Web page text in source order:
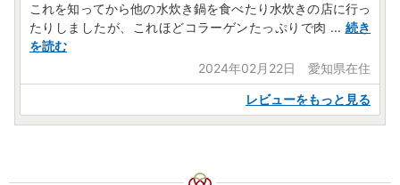
有料化が発表されております。転送の際は、ご注意くださ
い。
お届け先が変更となる場合は、事前に問い合わせ窓口へご連
【個人情報の取り扱いについて】
お知らせ等に利用するものであり、それ以外の目的で使用す
これを知ってから他の水炊き鍋を食べたり水炊きの店に行っ
たりしましたが、これほどコラーゲンたっぷりで肉 ... 続き
を読む
2024年02月22日 愛知県在住
レビューをもっと見る